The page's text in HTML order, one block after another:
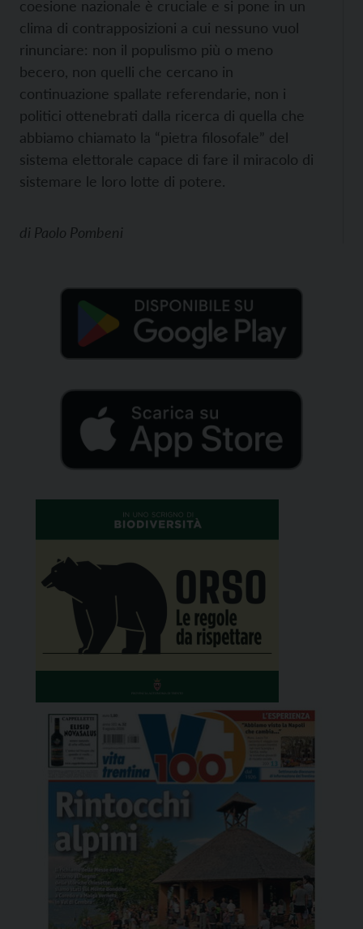
coesione nazionale è cruciale e si pone in un
clima di contrapposizioni a cui nessuno vuol
rinunciare: non il populismo più o meno
becero, non quelli che cercano in
continuazione spallate referendarie, non i
politici ottenebrati dalla ricerca di quella che
abbiamo chiamato la “pietra filosofale” del
sistema elettorale capace di fare il miracolo di
sistemare le loro lotte di potere.
di Paolo Pombeni